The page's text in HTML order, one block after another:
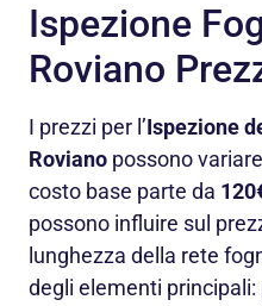
Ispezione
Roviano
I prezzi per l’Ispezione
Roviano possono
costo base parte da
possono influire sul
lunghezza della rete
degli elementi